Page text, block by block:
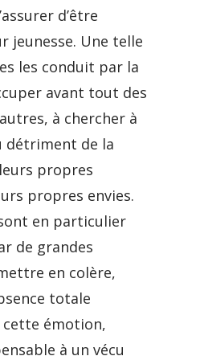
d’être
jeunesse. Une telle
les conduit par la
avant tout des
à chercher à
détriment de la
propres
propres envies.
en particulier
de grandes
en colère,
totale
cette émotion,
à un vécu